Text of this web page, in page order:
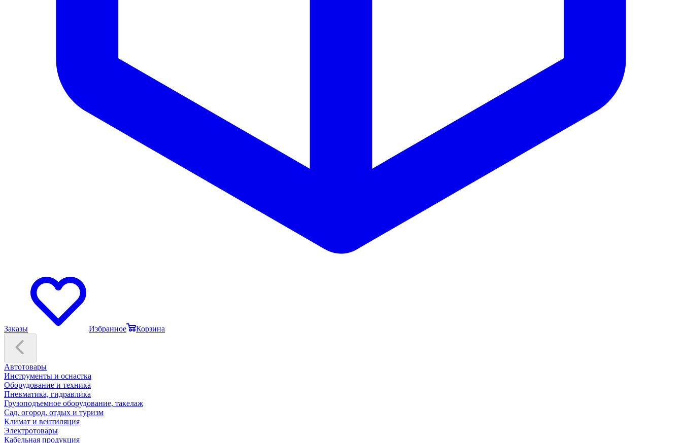
Заказы Избранное Корзина
Автотовары
Инструменты и оснастка
Оборудование и техника
Пневматика, гидравлика
Грузоподъемное оборудование, такелаж
Сад, огород, отдых и туризм
Климат и вентиляция
Электротовары
Кабельная продукция